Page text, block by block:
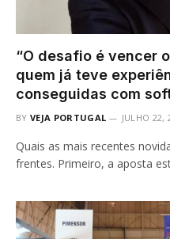
“O desafio é vencer
quem já teve
conseguidas com
BY VEJA PORTUGAL JULHO 22,
Quais as mais recentes
frentes. Primeiro, a aposta